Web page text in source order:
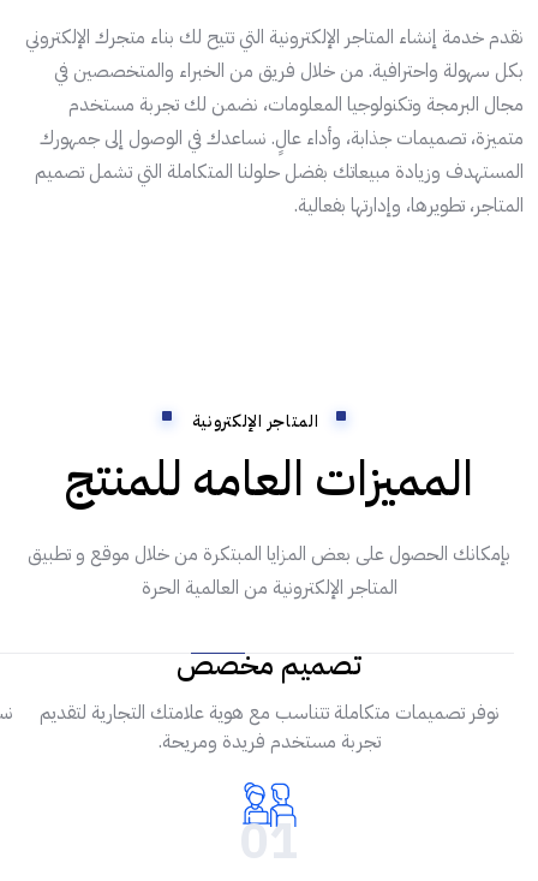
نقدم خدمة إنشاء المتاجر الإلكترونية التي تتيح لك بناء متجرك الإلكتروني
بكل سهولة واحترافية. من خلال فريق من الخبراء والمتخصصين في
مجال البرمجة وتكنولوجيا المعلومات، نضمن لك تجربة مستخدم
متميزة، تصميمات جذابة، وأداء عالٍ. نساعدك في الوصول إلى جمهورك
المستهدف وزيادة مبيعاتك بفضل حلولنا المتكاملة التي تشمل تصميم
المتاجر، تطويرها، وإدارتها بفعالية.
المتاجر الإلكترونية
المميزات العامه للمنتج
بإمكانك الحصول على بعض المزايا المبتكرة من خلال موقع و تطبيق
المتاجر الإلكترونية من العالمية الحرة
تصميم مخصص
نوفر تصميمات متكاملة تتناسب مع هوية علامتك التجارية لتقديم
تجربة مستخدم فريدة ومريحة.
01